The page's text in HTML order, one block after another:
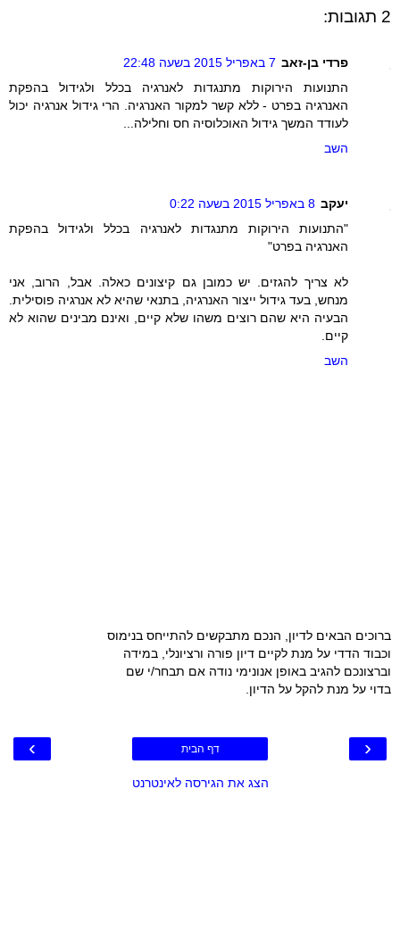
2 תגובות:
פרדי בן-זאב 7 באפריל 2015 בשעה 22:48
התנועות הירוקות מתנגדות לאנרגיה בכלל ולגידול בהפקת
האנרגיה בפרט - ללא קשר למקור האנרגיה. הרי גידול אנרגיה יכול
לעודד המשך גידול האוכלוסיה חס וחלילה...
השב
יעקב 8 באפריל 2015 בשעה 0:22
"התנועות הירוקות מתנגדות לאנרגיה בכלל ולגידול בהפקת
האנרגיה בפרט"
לא צריך להגזים. יש כמובן גם קיצונים כאלה. אבל, הרוב, אני
מנחש, בעד גידול ייצור האנרגיה, בתנאי שהיא לא אנרגיה פוסילית.
הבעיה היא שהם רוצים משהו שלא קיים, ואינם מבינים שהוא לא
קיים.
השב
ברוכים הבאים לדיון, הנכם מתבקשים להתייחס בנימוס
וכבוד הדדי על מנת לקיים דיון פורה ורציונלי, במידה
וברצונכם להגיב באופן אנונימי נודה אם תבחר/י שם
בדוי על מנת להקל על הדיון.
‹
› דף הבית
הצג את הגירסה לאינטרנט